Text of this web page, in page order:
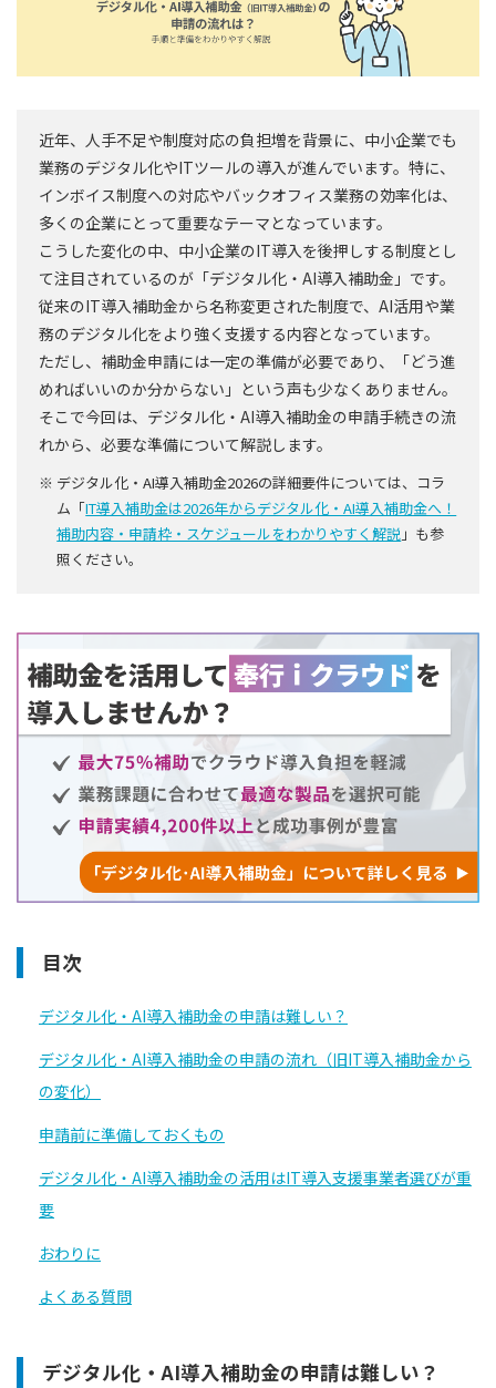
近年、人手不足や制度対応の負担増を背景に、中小企業でも
業務のデジタル化やITツールの導入が進んでいます。特に、
インボイス制度への対応やバックオフィス業務の効率化は、
多くの企業にとって重要なテーマとなっています。
こうした変化の中、中小企業のIT導入を後押しする制度とし
て注目されているのが「デジタル化・AI導入補助金」です。
従来のIT導入補助金から名称変更された制度で、AI活用や業
務のデジタル化をより強く支援する内容となっています。
ただし、補助金申請には一定の準備が必要であり、「どう進
めればいいのか分からない」という声も少なくありません。
そこで今回は、デジタル化・AI導入補助金の申請手続きの流
れから、必要な準備について解説します。
※ デジタル化・AI導入補助金2026の詳細要件については、コラ
ム「IT導入補助金は2026年からデジタル化・AI導入補助金へ！
補助内容・申請枠・スケジュールをわかりやすく解説 」も参
照ください。
目次
デジタル化・AI導入補助金の申請は難しい？
デジタル化・AI導入補助金の申請の流れ（旧IT導入補助金から
の変化）
申請前に準備しておくもの
デジタル化・AI導入補助金の活用はIT導入支援事業者選びが重
要
おわりに
よくある質問
デジタル化・AI導入補助金の申請は難しい？